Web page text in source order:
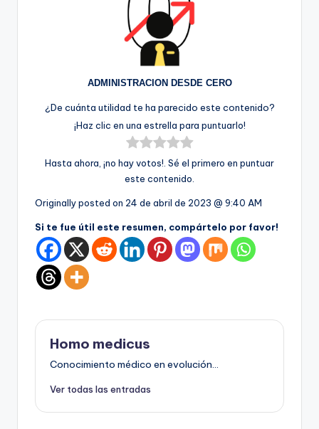
ADMINISTRACION DESDE CERO
¿De cuánta utilidad te ha parecido este contenido?
¡Haz clic en una estrella para puntuarlo!
Hasta ahora, ¡no hay votos!. Sé el primero en puntuar
este contenido.
Originally posted on 24 de abril de 2023 @ 9:40 AM
Si te fue útil este resumen, compártelo por favor!
Homo medicus
Conocimiento médico en evolución...
Ver todas las entradas